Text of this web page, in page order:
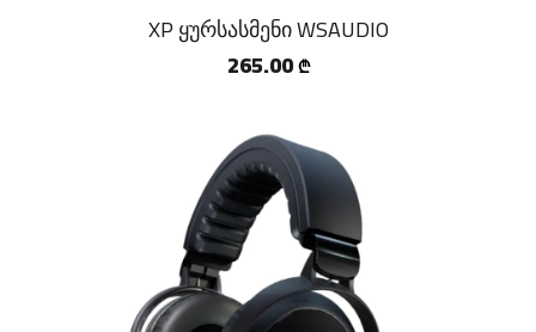
XP ყურსასმენი WSAUDIO
265.00 ₾